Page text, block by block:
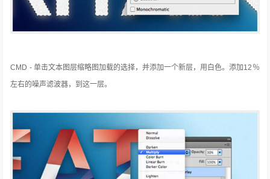
CMD - 单击文本图层缩略图加载的选择，并添加一个新层，用白色。添加12％
左右的噪声滤波器，到这一层。